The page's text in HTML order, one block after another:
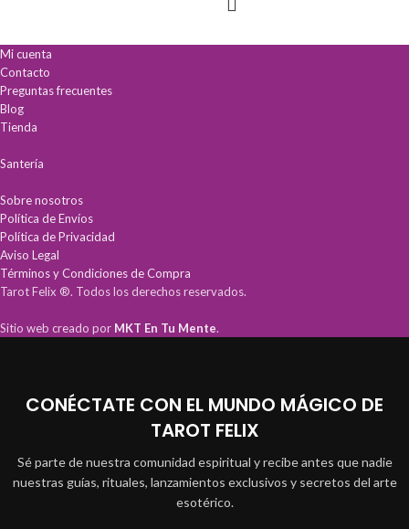
Mi cuenta
Contacto
Preguntas frecuentes
Blog
Tienda
Santería
Sobre nosotros
Política de Envíos
Política de Privacidad
Aviso Legal
Términos y Condiciones de Compra
Tarot Felix ®. Todos los derechos reservados.
Sitio web creado por MKT En Tu Mente.
CONÉCTATE CON EL MUNDO MÁGICO DE
TAROT FELIX
Sé parte de nuestra comunidad espiritual y recibe antes que nadie
nuestras guías, rituales, lanzamientos exclusivos y secretos del arte
esotérico.